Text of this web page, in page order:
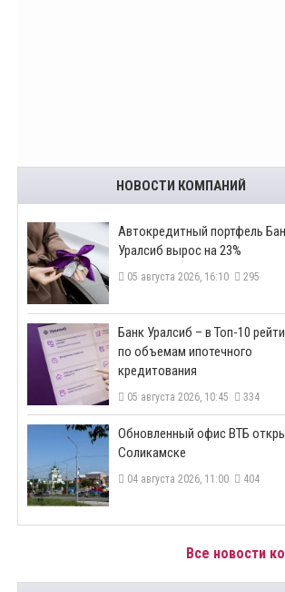
НОВОСТИ КОМПАНИЙ
​Автокредитный портфель
Уралсиб вырос на 23%
05 августа 2026, 16:10 295
​Банк Уралсиб – в Топ-10
по объемам ипотечного
кредитования
05 августа 2026, 10:45 334
​Обновленный офис ВТБ
Соликамске
04 августа 2026, 11:00 404
Все новости